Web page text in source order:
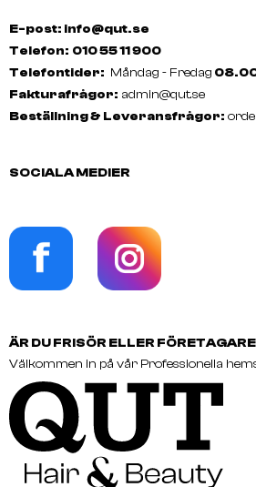
E-post: info@qut.se
Telefon: 010 55 11 900
Telefontider: Måndag - Fredag
Fakturafrågor: admin@qut.se
Beställning & Leveransfrågor:
SOCIALA MEDIER
ÄR DU FRISÖR ELLER
Välkommen in på vår Professionella